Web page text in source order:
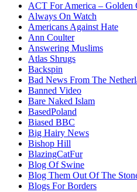
ACT For America – Golden
Always On Watch
Americans Against Hate
Ann Coulter
Answering Muslims
Atlas Shrugs
Backspin
Bad News From The
Banned Video
Bare Naked Islam
BasedPoland
Biased BBC
Big Hairy News
Bishop Hill
BlazingCatFur
Blog Of Swine
Blog Them Out Of The
Blogs For Borders